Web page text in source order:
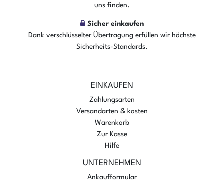
Der Artikel ist sofort verfügbar
In den Warenkorb
uns finden.
Sicher einkaufen
Dank verschlüsselter Übertragung erfüllen wir höchste
Sicherheits-Standards.
EINKAUFEN
Zahlungsarten
Versandarten & kosten
Warenkorb
Zur Kasse
Hilfe
UNTERNEHMEN
Ankaufformular